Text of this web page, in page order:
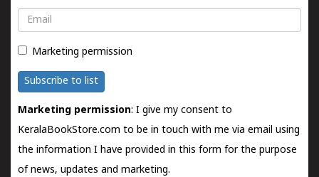
Email
Marketing permission
Subscribe to list
Marketing permission: I give my consent to
KeralaBookStore.com to be in touch with me via email using
the information I have provided in this form for the purpose
of news, updates and marketing.